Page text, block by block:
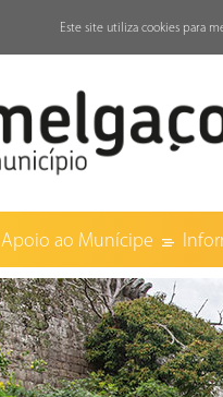
Apoio ao Munícipe
Este site utiliza cookies para